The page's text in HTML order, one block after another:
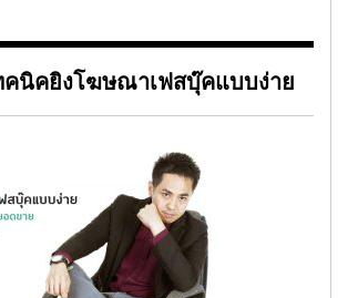
คนิคยิงโฆษณาเฟสบุ๊คแบบง่าย